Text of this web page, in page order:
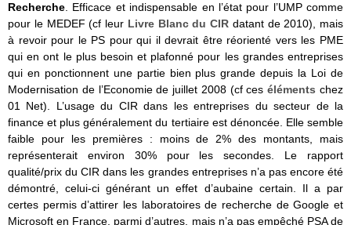
Recherche . Efficace et indispensable en l’état pour l’UMP comme
pour le MEDEF (cf leur Livre Blanc du CIR datant de 2010), mais
à revoir pour le PS pour qui il devrait être réorienté vers les PME
qui en ont le plus besoin et plafonné pour les grandes entreprises
qui en ponctionnent une partie bien plus grande depuis la Loi de
Modernisation de l’Economie de juillet 2008 (cf ceséléments chez
01 Net). L’usage du CIR dans les entreprises du secteur de la
finance et plus généralement du tertiaire est dénoncée. Elle semble
faible pour les premières : moins de 2% des montants, mais
représenterait environ 30% pour les secondes. Le rapport
qualité/prix du CIR dans les grandes entreprises n’a pas encore été
démontré, celui-ci générant un effet d’aubaine certain. Il a par
certes permis d’attirer les laboratoires de recherche de Google et
Microsoft en France, parmi d’autres, mais n’a pas empêché PSA de